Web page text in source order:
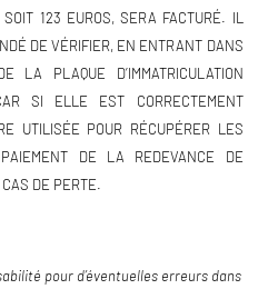
123 EUROS, SERA FACTURÉ. IL
DE VÉRIFIER, EN ENTRANT DANS
LA PLAQUE D’IMMATRICULATION
SI ELLE EST CORRECTEMENT
UTILISÉE POUR RÉCUPÉRER LES
DE LA REDEVANCE DE
DE PERTE.
pour d’éventuelles erreurs dans